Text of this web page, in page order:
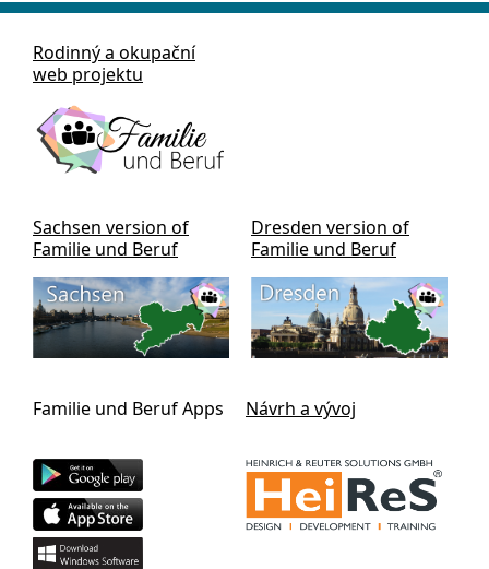
Rodinný a okupační
web projektu
Sachsen version of
Familie und Beruf
Dresden version of
Familie und Beruf
Familie und Beruf Apps Návrh a vývoj